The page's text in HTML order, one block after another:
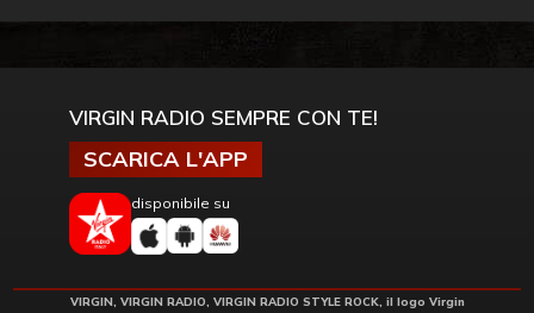
VIRGIN RADIO SEMPRE CON TE!
SCARICA L'APP
disponibile su
VIRGIN, VIRGIN RADIO, VIRGIN RADIO STYLE ROCK, il logo Virgin